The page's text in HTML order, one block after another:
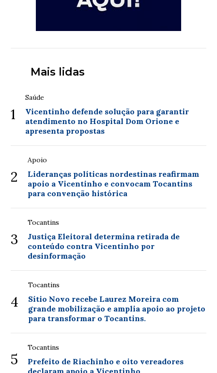
Mais lidas
1
Saúde
Vicentinho defende solução para garantir
atendimento no Hospital Dom Orione e
apresenta propostas
2
Apoio
Lideranças políticas nordestinas reafirmam
apoio a Vicentinho e convocam Tocantins
para convenção histórica
3
Tocantins
Justiça Eleitoral determina retirada de
conteúdo contra Vicentinho por
desinformação
4
Tocantins
Sítio Novo recebe Laurez Moreira com
grande mobilização e amplia apoio ao projeto
para transformar o Tocantins.
5
Tocantins
Prefeito de Riachinho e oito vereadores
declaram apoio a Vicentinho